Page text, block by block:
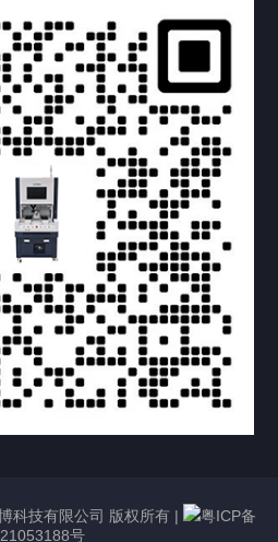
产品资料与报价
科技有限公司 版权所有 |
粤ICP备
号